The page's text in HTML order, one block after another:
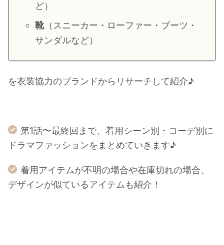
ど）
靴（スニーカー・ローファー・ブーツ・
サンダルなど）
を衣装協力のブランドからリサーチして紹介♪
第1話〜最終回まで、着用シーン別・コーデ別に
ドラマファッションをまとめていきます♪
着用アイテムが不明の場合や在庫切れの場合、
デザインが似ているアイテムも紹介！